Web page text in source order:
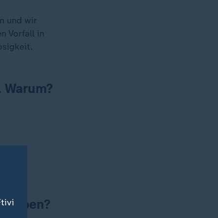
und wir
Vorfall in